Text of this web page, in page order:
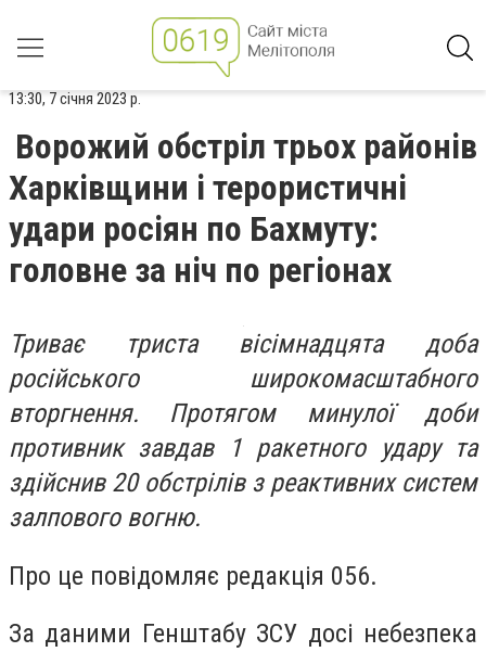
13:30, 7 січня 2023 р.
Ворожий обстріл трьох районів
Харківщини і терористичні
удари росіян по Бахмуту:
головне за ніч по регіонах
Триває триста вісімнадцята доба
російського широкомасштабного
вторгнення. Протягом минулої доби
противник завдав 1 ракетного удару та
здійснив 20 обстрілів з реактивних систем
залпового вогню.
Про це повідомляє редакція 056.
За даними Генштабу ЗСУ досі небезпека